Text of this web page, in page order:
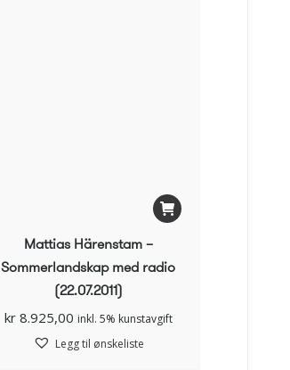
Mattias Härenstam –
Sommerlandskap med radio
(22.07.2011)
kr8.925,00 inkl. 5% kunstavgift
Legg til ønskeliste